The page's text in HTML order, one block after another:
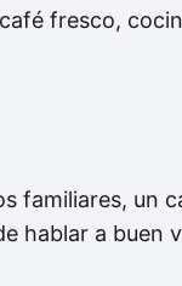
fresco,
familiares, un
hablar a buen